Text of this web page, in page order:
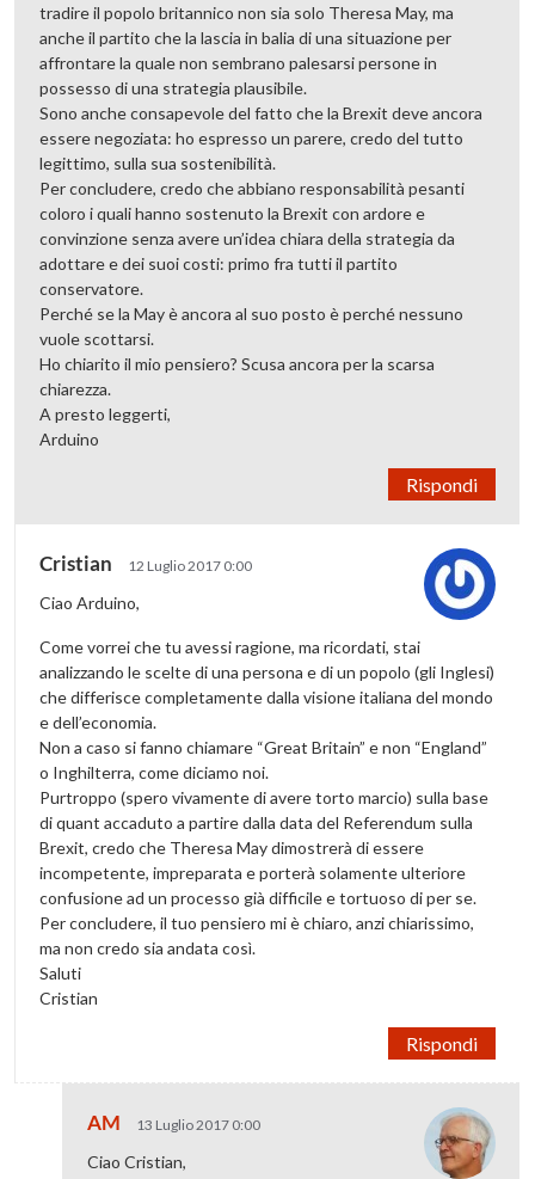
tradire il popolo britannico non sia solo Theresa May, ma
anche il partito che la lascia in balia di una situazione per
affrontare la quale non sembrano palesarsi persone in
possesso di una strategia plausibile.
Sono anche consapevole del fatto che la Brexit deve ancora
essere negoziata: ho espresso un parere, credo del tutto
legittimo, sulla sua sostenibilità.
Per concludere, credo che abbiano responsabilità pesanti
coloro i quali hanno sostenuto la Brexit con ardore e
convinzione senza avere un’idea chiara della strategia da
adottare e dei suoi costi: primo fra tutti il partito
conservatore.
Perché se la May è ancora al suo posto è perché nessuno
vuole scottarsi.
Ho chiarito il mio pensiero? Scusa ancora per la scarsa
chiarezza.
A presto leggerti,
Arduino
Rispondi
Cristian 12 Luglio 2017 0:00
Ciao Arduino,
Come vorrei che tu avessi ragione, ma ricordati, stai
analizzando le scelte di una persona e di un popolo (gli Inglesi)
che differisce completamente dalla visione italiana del mondo
e dell’economia.
Non a caso si fanno chiamare “Great Britain” e non “England”
o Inghilterra, come diciamo noi.
Purtroppo (spero vivamente di avere torto marcio) sulla base
di quant accaduto a partire dalla data del Referendum sulla
Brexit, credo che Theresa May dimostrerà di essere
incompetente, impreparata e porterà solamente ulteriore
confusione ad un processo già difficile e tortuoso di per se.
Per concludere, il tuo pensiero mi è chiaro, anzi chiarissimo,
ma non credo sia andata così.
Saluti
Cristian
Rispondi
AM 13 Luglio 2017 0:00
Ciao Cristian,